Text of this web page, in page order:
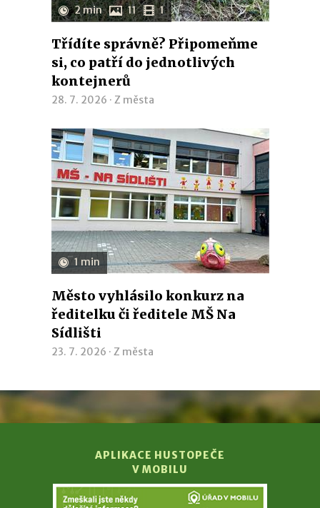
2 min 11 1
Třídíte správně? Připomeňme
si, co patří do jednotlivých
kontejnerů
28. 7. 2026 · Z města
1 min
Město vyhlásilo konkurz na
ředitelku či ředitele MŠ Na
Sídlišti
23. 7. 2026 · Z města
APLIKACE HUSTOPEČE
V MOBILU